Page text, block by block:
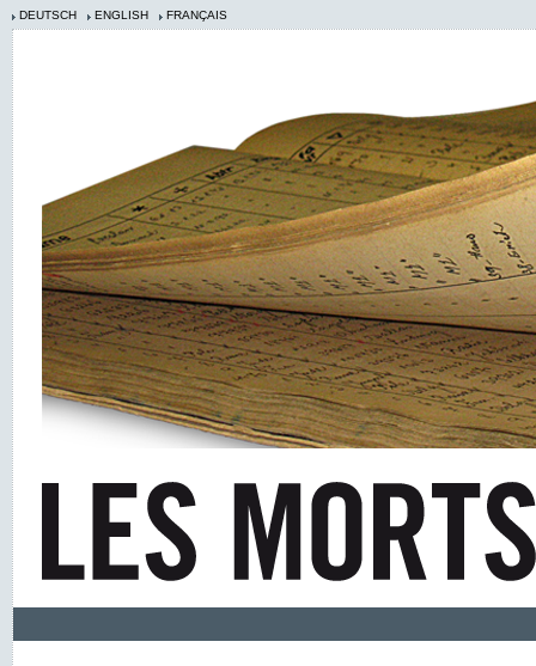
DEUTSCH ENGLISH FRANÇAIS